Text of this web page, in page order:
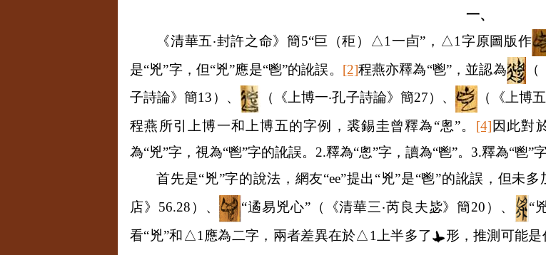
一、
《清華五‧封許之命》簡5“巨（秬） △1 一卣”， △1 字原圖版作
是“兇”字，但“兇”應是“鬯”的訛誤。 [2]程燕亦釋為“鬯”，並認為 （
子詩論》簡13 ）、 （《上博一‧孔子詩論》簡27）、 （《上博五
程燕所引上博一和上博五的字例，裘錫圭曾釋為“悤”。 [4] 因此對
為“兇”字，視為“鬯”字的訛誤。 2.釋為“悤”字，讀為“鬯”。 3.釋為“鬯”字
首先是“兇”字的說法，網友“ee”提出“兇”是“鬯”的訛誤，但未多
店》 56.28 ）、 “遹易兇心”（《清華三‧芮良夫毖》簡20 ）、 “
看“兇”和 △1 應為二字，兩者差異在於△1 上半多了
形，推測可能